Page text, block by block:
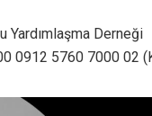
Yardımlaşma Derneği
0912 5760 7000 02